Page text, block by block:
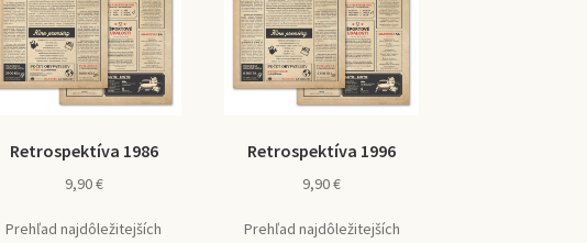
Retrospektíva 1986
9,90€
Prehľad najdôležitejších
Retrospektíva 1996
9,90€
Prehľad najdôležitejších